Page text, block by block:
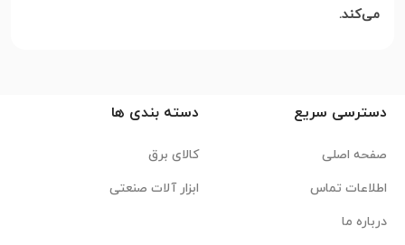
می‌کند.
دسترسی سریع
صفحه اصلی
اطلاعات تماس
درباره ما
دسته بندی ها
کالای برق
ابزار آلات صنعتی